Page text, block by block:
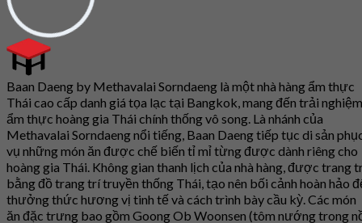
Baan Daeng by Methavalai Sorndaeng là một nhà hàng ẩm thực
Thái cao cấp danh giá tọa lạc tại Bangkok, mang đến trải nghiệm
ẩm thực hoàng gia Thái chính thống vô song. Là nhánh của
Methavalai Sorndaeng nổi tiếng, Baan Daeng tiếp tục di sản
vụ những món ăn được chế biến tỉ mỉ từng được dành riêng cho
hoàng gia Thái. Không gian thanh lịch của nhà hàng, được trang
bằng đồ trang trí truyền thống Thái, tạo nên bối cảnh hoàn hảo
thưởng thức hương vị tinh tế và cách trình bày cầu kỳ. Các món
ăn đặc trưng bao gồm Goong Ob Woonsen (tôm nướng trong